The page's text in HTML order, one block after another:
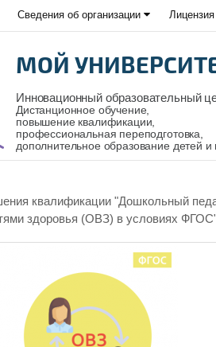
Сведения об организации Лицензия
МОЙ
Инновационный образовательный
Дистанционное обучение,
повышение квалификации,
профессиональная переподготовка,
дополнительное образование детей и
квалификации "Дошкольный
здоровья (ОВЗ) в условиях